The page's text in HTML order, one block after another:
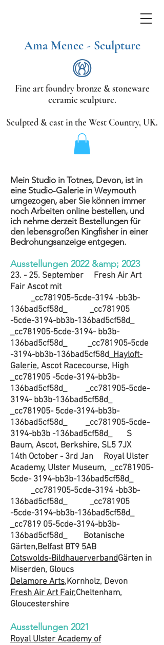
Fine art foundry bronze &stoneware
ceramic sculpture.
Sculpted & cast in the West Country, UK.
Ama Menec - Sculpture
Mein Studio in Totnes, Devon, ist in
eine Studio-Galerie in Weymouth
umgezogen, aber Sie können immer
noch Arbeiten online bestellen, und
ich nehme derzeit Bestellungen für
den lebensgroßen Kingfisher in einer
Bedrohungsanzeige entgegen.
Ausstellungen 2022 &amp; 2023
23. - 25. September Fresh Air Art
Fair Ascot mit
_cc781905-5cde-3194 -bb3b-
136bad5cf58d_ _cc781905
-5cde-3194-bb3b-136bad5cf58d_
_cc781905-5cde-3194- bb3b-
136bad5cf58d_ _cc781905-5cde
-3194-bb3b-136bad5cf58d_Hayloft-
Galerie, Ascot Racecourse, High
_cc781905 -5cde-3194-bb3b-
136bad5cf58d_ _cc781905-5cde-
3194- bb3b-136bad5cf58d_
_cc781905- 5cde-3194-bb3b-
136bad5cf58d_ _cc781905-5cde-
3194-bb3b -136bad5cf58d_ S
Baum, Ascot, Berkshire, SL5 7JX
14th October - 3rd Jan Royal Ulster
Academy, Ulster Museum, _cc781905-
5cde- 3194-bb3b-136bad5cf58d_
_cc781905-5cde-3194 -bb3b-
136bad5cf58d_ _cc781905
-5cde-3194-bb3b-136bad5cf58d_
_cc7819 05-5cde-3194-bb3b-
136bad5cf58d_ Botanische
Gärten,Belfast BT9 5AB
Cotswolds-BildhauerverbandGärten in
Miserden, Gloucs
Delamore Arts,Kornholz, Devon
Fresh Air Art Fair,Cheltenham,
Gloucestershire
Ausstellungen 2021
Royal Ulster Academy of